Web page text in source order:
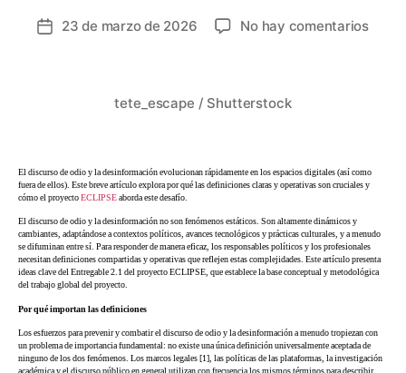
23 de marzo de 2026 No hay comentarios
tete_escape / Shutterstock
El discurso de odio y la desinformación evolucionan rápidamente en los espacios digitales (así como
fuera de ellos). Este breve artículo explora por qué las definiciones claras y operativas son cruciales y
cómo el proyectoECLIPSEaborda este desafío.
El discurso de odio y la desinformación no son fenómenos estáticos. Son altamente dinámicos y
cambiantes, adaptándose a contextos políticos, avances tecnológicos y prácticas culturales, y a menudo
se difuminan entre sí. Para responder de manera eficaz, los responsables políticos y los profesionales
necesitan definiciones compartidas y operativas que reflejen estas complejidades. Este artículo presenta
ideas clave del Entregable 2.1 del proyecto ECLIPSE, que establece la base conceptual y metodológica
del trabajo global del proyecto.
Por qué importan las definiciones
Los esfuerzos para prevenir y combatir el discurso de odio y la desinformación a menudo tropiezan con
un problema de importancia fundamental: no existe una única definición universalmente aceptada de
ninguno de los dos fenómenos. Los marcos legales [1], las políticas de las plataformas, la investigación